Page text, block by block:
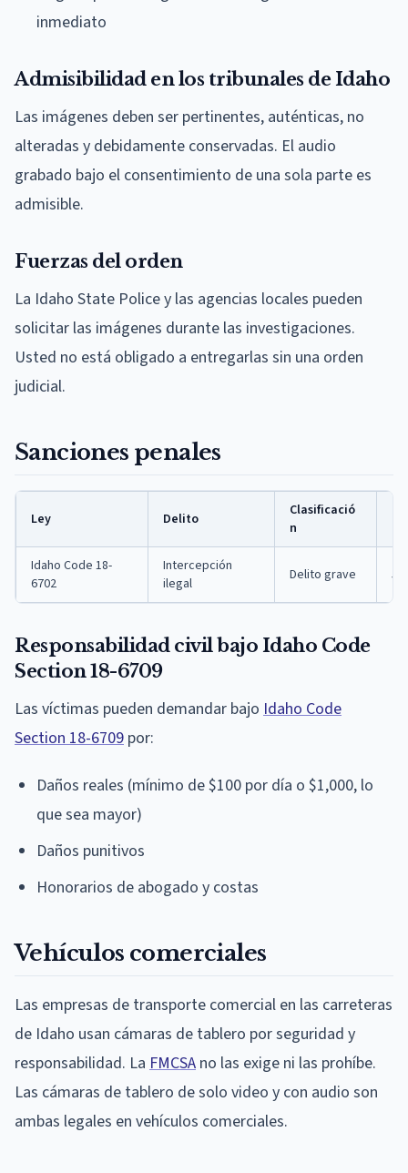
inmediato
Admisibilidad en los tribunales de Idaho
Las imágenes deben ser pertinentes, auténticas, no
alteradas y debidamente conservadas. El audio
grabado bajo el consentimiento de una sola parte es
admisible.
Fuerzas del orden
La Idaho State Police y las agencias locales pueden
solicitar las imágenes durante las investigaciones.
Usted no está obligado a entregarlas sin una orden
judicial.
Sanciones penales
Ley Delito
Clasificació
n
Idaho Code 18-
6702
Intercepción
ilegal
Delito grave 5
Responsabilidad civil bajo Idaho Code
Section 18-6709
Las víctimas pueden demandar bajo Idaho Code
Section 18-6709 por:
Daños reales (mínimo de $100 por día o $1,000, lo
que sea mayor)
Daños punitivos
Honorarios de abogado y costas
Vehículos comerciales
Las empresas de transporte comercial en las carreteras
de Idaho usan cámaras de tablero por seguridad y
responsabilidad. La FMCSA no las exige ni las prohíbe.
Las cámaras de tablero de solo video y con audio son
ambas legales en vehículos comerciales.